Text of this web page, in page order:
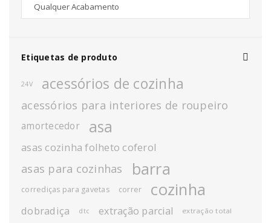
Etiquetas de produto
24V acessórios de cozinha
acessórios para interiores de roupeiro
amortecedor asa
asas cozinha folheto coferol
asas para cozinhas barra
corrediças para gavetas correr cozinha
dobradiça dtc extração parcial extração total